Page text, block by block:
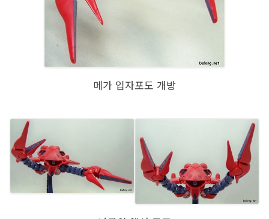
메가 입자포도 개방